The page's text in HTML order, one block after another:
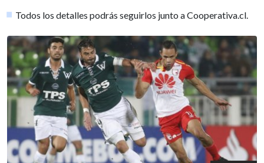
Todos los detalles podrás seguirlos junto a Cooperativa.cl.